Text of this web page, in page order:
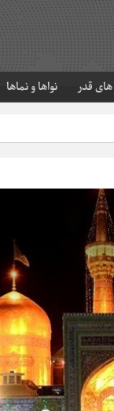
قدر نواها و نماها